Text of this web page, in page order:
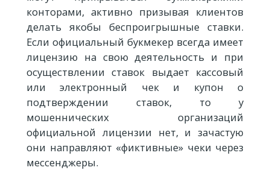
конторами, активно призывая клиентов
делать якобы беспроигрышные ставки.
Если официальный букмекер всегда имеет
лицензию на свою деятельность и при
осуществлении ставок выдает кассовый
или электронный чек и купон о
подтверждении ставок, то у
мошеннических организаций
официальной лицензии нет, и зачастую
они направляют «фиктивные» чеки через
мессенджеры.